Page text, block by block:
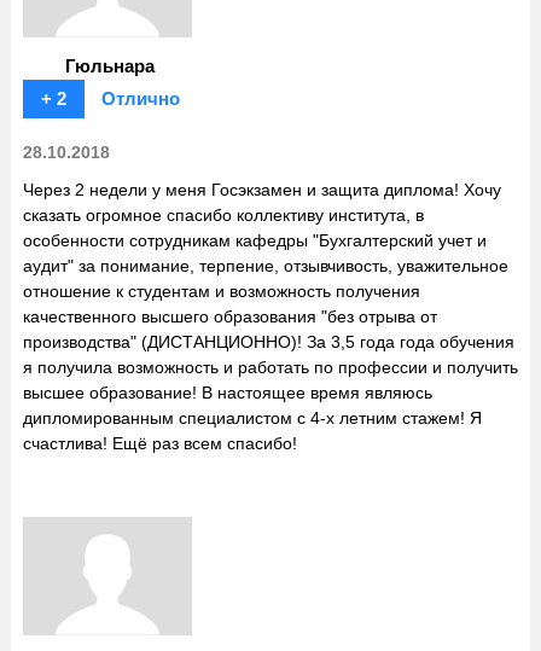
Гюльнара
+ 2
Отлично
28.10.2018
Через 2 недели у меня Госэкзамен и защита диплома! Хочу
сказать огромное спасибо коллективу института, в
особенности сотрудникам кафедры "Бухгалтерский учет и
аудит" за понимание, терпение, отзывчивость, уважительное
отношение к студентам и возможность получения
качественного высшего образования "без отрыва от
производства" (ДИСТАНЦИОННО)! За 3,5 года года обучения
я получила возможность и работать по профессии и получить
высшее образование! В настоящее время являюсь
дипломированным специалистом с 4-х летним стажем! Я
счастлива! Ещё раз всем спасибо!